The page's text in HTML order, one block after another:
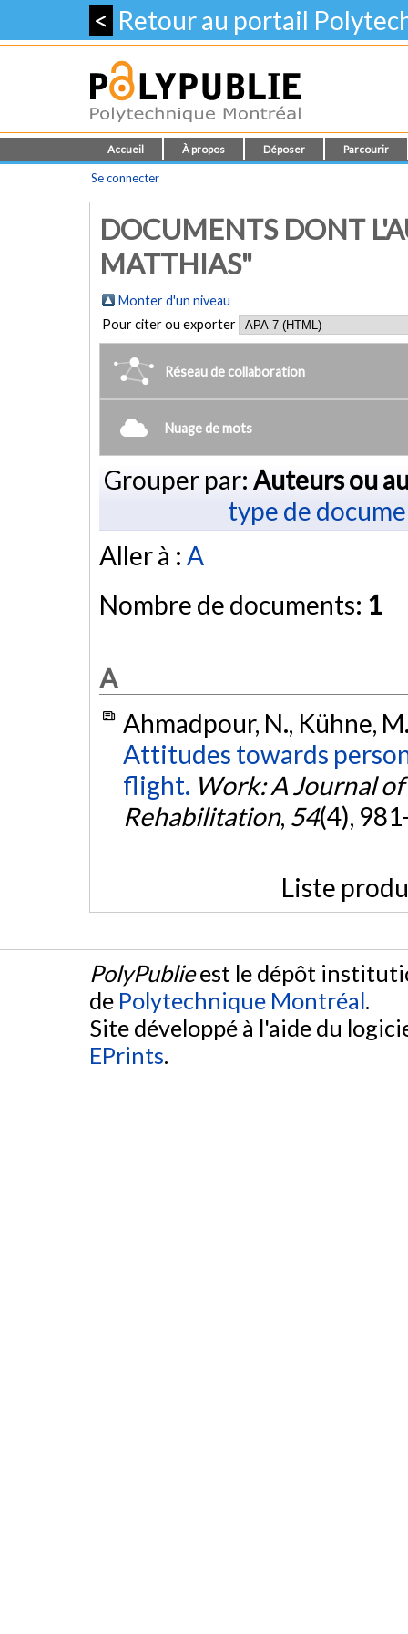
< Retour au portail
Accueil À propos Déposer Parcourir
Se connecter
DOCUMENTS DONT
MATTHIAS"
Monter d'un niveau
Pour citer ou exporter
Réseau de collaboration
Nuage de mots
Grouper par: Auteurs ou
type de
Aller à : A
Nombre de documents: 1
A
Ahmadpour, N., Kühne,
Attitudes towards
flight. Work: A Journal
Rehabilitation, 54(4),
Liste
PolyPublieest le dépôt
de Polytechnique Montréal.
Site développé à l'aide du
EPrints.